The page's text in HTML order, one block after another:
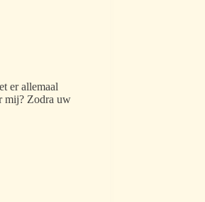
er allemaal
mij? Zodra uw